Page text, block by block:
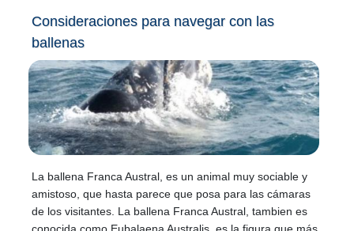
Consideraciones para navegar con las
ballenas
La ballena Franca Austral, es un animal muy sociable y
amistoso, que hasta parece que posa para las cámaras
de los visitantes. La ballena Franca Austral, tambien es